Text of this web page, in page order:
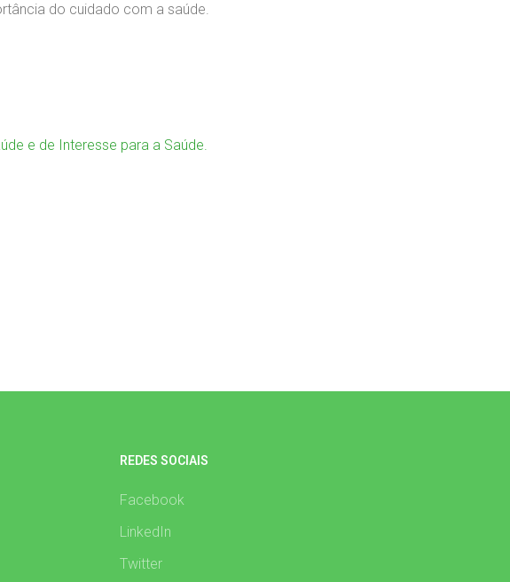
do cuidado com a saúde.
e de Interesse para a Saúde.
REDES SOCIAIS
Facebook
LinkedIn
Twitter